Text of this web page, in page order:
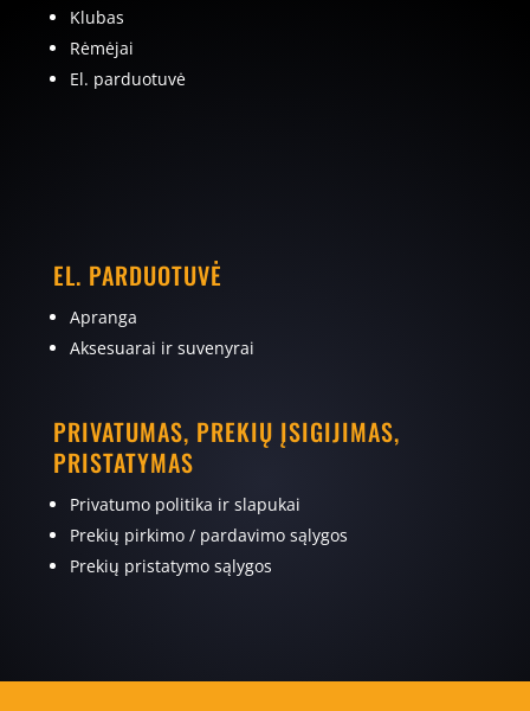
Klubas
Rėmėjai
El. parduotuvė
EL. PARDUOTUVĖ
Apranga
Aksesuarai ir suvenyrai
PRIVATUMAS, PREKIŲ ĮSIGIJIMAS,
PRISTATYMAS
Privatumo politika ir slapukai
Prekių pirkimo / pardavimo sąlygos
Prekių pristatymo sąlygos